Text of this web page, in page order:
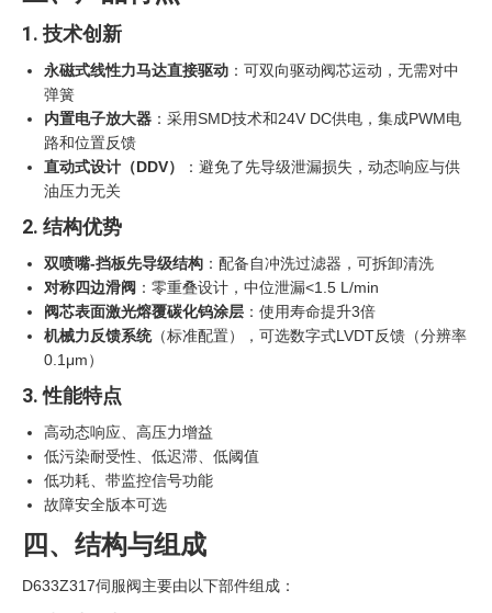
1. 技术创新
永磁式线性力马达直接驱动 ：可双向驱动阀芯运动，无需对中
弹簧
内置电子放大器 ：采用SMD技术和24V DC供电，集成PWM电
路和位置反馈
直动式设计（DDV）
‍：避免了先导级泄漏损失，动态响应与供
油压力无关
2. 结构优势
双喷嘴-挡板先导级结构 ：配备自冲洗过滤器，可拆卸清洗
对称四边滑阀 ：零重叠设计，中位泄漏<1.5 L/min
阀芯表面激光熔覆碳化钨涂层 ：使用寿命提升3倍
机械力反馈系统（标准配置），可选数字式LVDT反馈（分辨率
0.1μm）
3. 性能特点
高动态响应、高压力增益
低污染耐受性、低迟滞、低阈值
低功耗、带监控信号功能
故障安全版本可选
四、结构与组成
D633Z317伺服阀主要由以下部件组成：